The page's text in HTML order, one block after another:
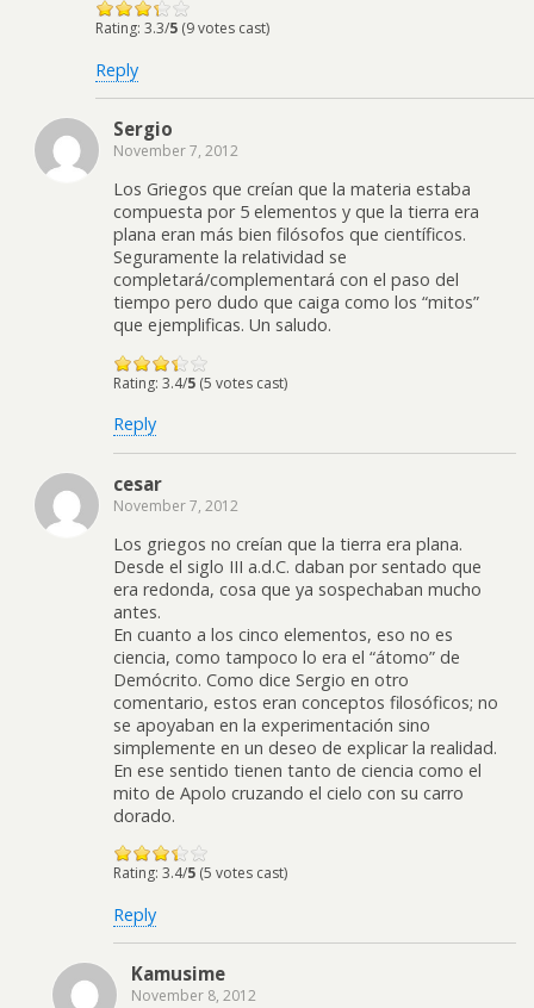
Rating: 3.3/5 (9 votes cast)
Reply
Sergio
November 7, 2012
Los Griegos que creían que la materia estaba
compuesta por 5 elementos y que la tierra era
plana eran más bien filósofos que científicos.
Seguramente la relatividad se
completará/complementará con el paso del
tiempo pero dudo que caiga como los “mitos”
que ejemplificas. Un saludo.
Rating: 3.4/5 (5 votes cast)
Reply
cesar
November 7, 2012
Los griegos no creían que la tierra era plana.
Desde el siglo III a.d.C. daban por sentado que
era redonda, cosa que ya sospechaban mucho
antes.
En cuanto a los cinco elementos, eso no es
ciencia, como tampoco lo era el “átomo” de
Demócrito. Como dice Sergio en otro
comentario, estos eran conceptos filosóficos; no
se apoyaban en la experimentación sino
simplemente en un deseo de explicar la realidad.
En ese sentido tienen tanto de ciencia como el
mito de Apolo cruzando el cielo con su carro
dorado.
Rating: 3.4/5 (5 votes cast)
Reply
Kamusime
November 8, 2012